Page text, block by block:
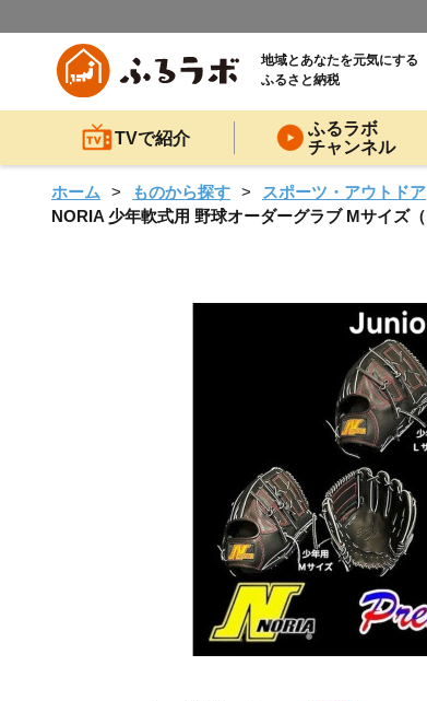
地域とあなたを元気にする
ふるさと納税
TVで紹介
ふるラボ
チャンネル
ホーム ものから探す スポーツ・アウトドア
NORIA 少年軟式用 野球オーダーグラブ Mサイズ